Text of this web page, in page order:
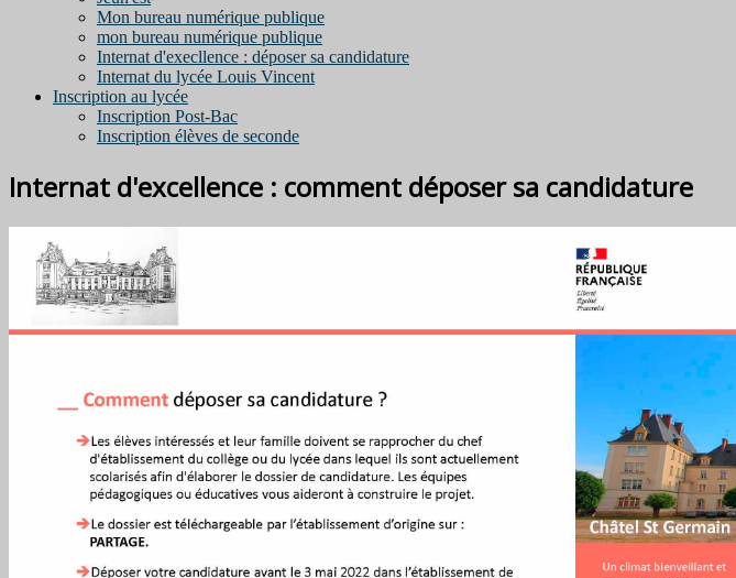
Mon bureau numérique publique
mon bureau numérique publique
Internat d'execllence : déposer sa candidature
Internat du lycée Louis Vincent
Inscription au lycée
Inscription Post-Bac
Inscription élèves de seconde
Internat d'excellence : comment déposer sa candidature